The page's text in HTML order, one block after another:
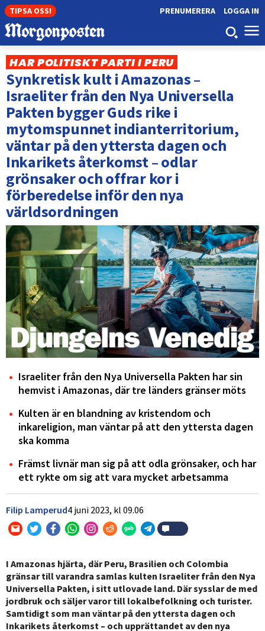
TIPSA OSS! LOGGA IN
PRENUMERERA
HAR POLITISKT PARTI I PERU
Synkretisk kult i Amazonas –
Israeliter från den Nya Universella
Pakten bygger Guds rike i
mytomspunnet indianterritorium,
väntar på den yttersta dagen och
Inkarikets återkomst – odlar
grönsaker och offrar kor i
förberedelse inför den nya
världsordningen
Israeliter från den Nya Universella Pakten har sin
hemvist i Amazonas, där tre länders gränser möts
Kulten är en blandning av kristendom och
inkareligion, man väntar på att den yttersta dagen
ska komma
Främst livnär man sig på att odla grönsaker, och har
ett rykte om sig att vara mycket arbetsamma
Filip Lamperud4 juni 2023, kl 09.06
I Amazonas hjärta, där Peru, Brasilien och Colombia
gränsar till varandra samlas kulten Israeliter från den Nya
Universella Pakten, i sitt utlovade land. Där sysslar de med
jordbruk och säljer varor till lokalbefolkning och turister.
Samtidigt som man väntar på den yttersta dagen och
Inkarikets återkomst – och upprättandet av den nya